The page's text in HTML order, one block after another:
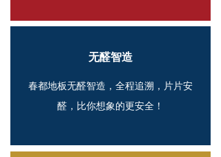
联系我们
无醛智造
春都地板无醛智造，全程追溯，片片安
醛，比你想象的更安全！